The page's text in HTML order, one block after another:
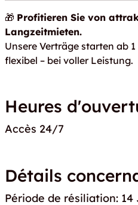
🎁 Profitieren Sie von
Langzeitmieten.
Unsere Verträge starten ab
flexibel – bei voller Leistung.
Heures
Accès 24/7
Détails
Période de résiliation: 14